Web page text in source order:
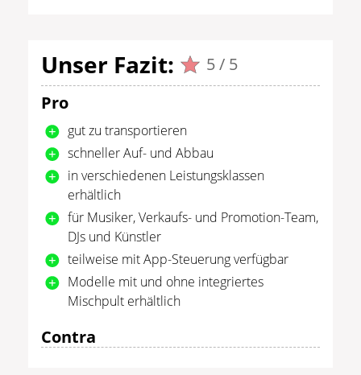
Unser Fazit:
5 / 5
Pro
gut zu transportieren
schneller Auf- und Abbau
in verschiedenen Leistungsklassen
erhältlich
für Musiker, Verkaufs- und Promotion-Team,
DJs und Künstler
teilweise mit App-Steuerung verfügbar
Modelle mit und ohne integriertes
Mischpult erhältlich
Contra